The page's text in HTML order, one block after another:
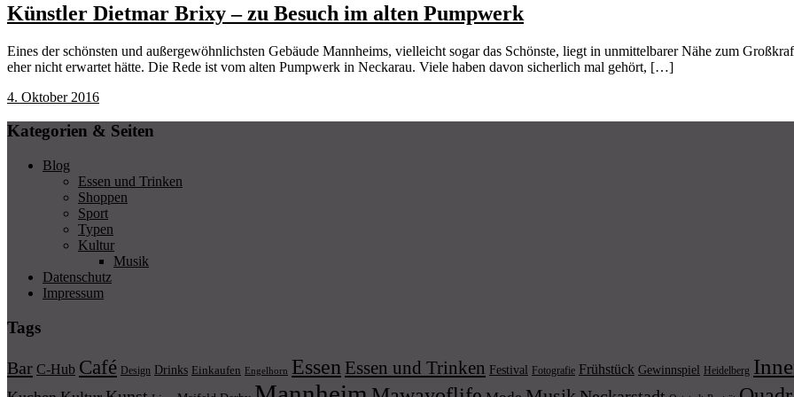
Künstler Dietmar Brixy – zu Besuch im alten Pumpwerk
Eines der schönsten und außergewöhnlichsten Gebäude Mannheims, vielleicht sogar das Schönste, liegt in unmittelbarer Nähe zum
eher nicht erwartet hätte. Die Rede ist vom alten Pumpwerk in Neckarau. Viele haben davon sicherlich mal gehört, […]
4. Oktober 2016
Kategorien & Seiten
Blog
Essen und Trinken
Shoppen
Sport
Typen
Kultur
Musik
Datenschutz
Impressum
Tags
Bar C-Hub Café Design Drinks Einkaufen Engelhorn Essen Essen und Trinken Festival Fotografie Frühstück Gewinnspiel Heidelberg